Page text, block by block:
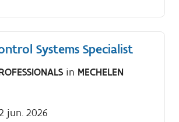
Systems Specialist
in MECHELEN
jun. 2026